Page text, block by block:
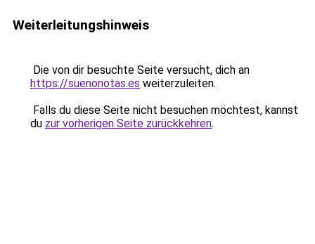
Weiterleitungshinweis
Die von dir besuchte Seite versucht, dich an
https://suenonotas.es weiterzuleiten.
Falls du diese Seite nicht besuchen möchtest, kannst
du zur vorherigen Seite zurückkehren.